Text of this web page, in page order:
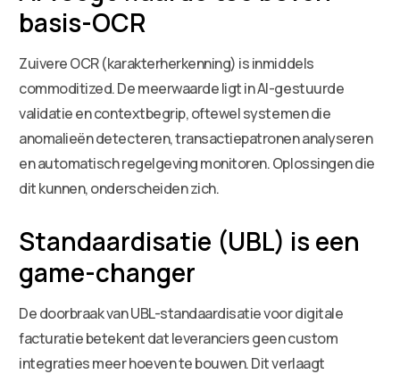
basis-OCR
Zuivere OCR (karakterherkenning) is inmiddels
commoditized. De meerwaarde ligt in AI-gestuurde
validatie en contextbegrip, oftewel systemen die
anomalieën detecteren, transactiepatronen analyseren
en automatisch regelgeving monitoren. Oplossingen die
dit kunnen, onderscheiden zich.
Standaardisatie (UBL) is een
game-changer
De doorbraak van UBL-standaardisatie voor digitale
facturatie betekent dat leveranciers geen custom
integraties meer hoeven te bouwen. Dit verlaagt